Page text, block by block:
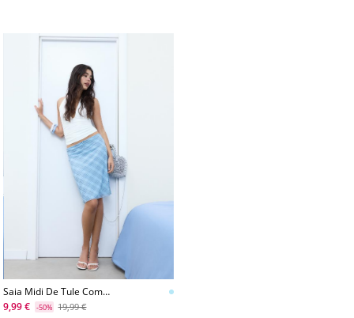
Saia Midi De Tule Com
Estampado De Bolinhas
9,99 € -50% 19,99 €